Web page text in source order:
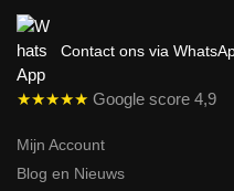
Contact ons via
★★★★★ Google score 4,9
Mijn Account
Blog en Nieuws